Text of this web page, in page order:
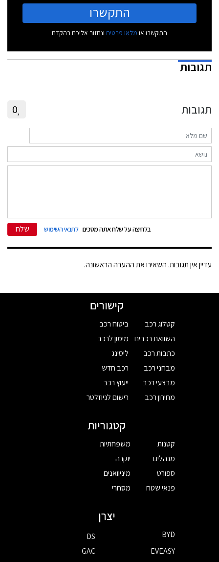
התקשרו
התקשרו או מלאו פרטים ונחזור אליכם בהקדם
תגובות
תגובות 0
בלחיצה על שלח אתה מסכים לתנאי השימוש שלח
עדיין אין תגובות. השאירו את ההערה הראשונה.
קישורים
קטלוג רכב
השוואת רכבים
כתבות רכב
מבחני רכב
מבצעי רכב
מחירון רכב
ביטוח רכב
מימון לרכב
ליסינג
רכב חדש
ייעוץ רכב
רישום לניוזלטר
קטגוריות
קטנות
מנהלים
ספורט
פנאי שטח
משפחתיות
יוקרה
מיניוואנים
מסחרי
יצרן
BYD
DS
EVEASY
GAC